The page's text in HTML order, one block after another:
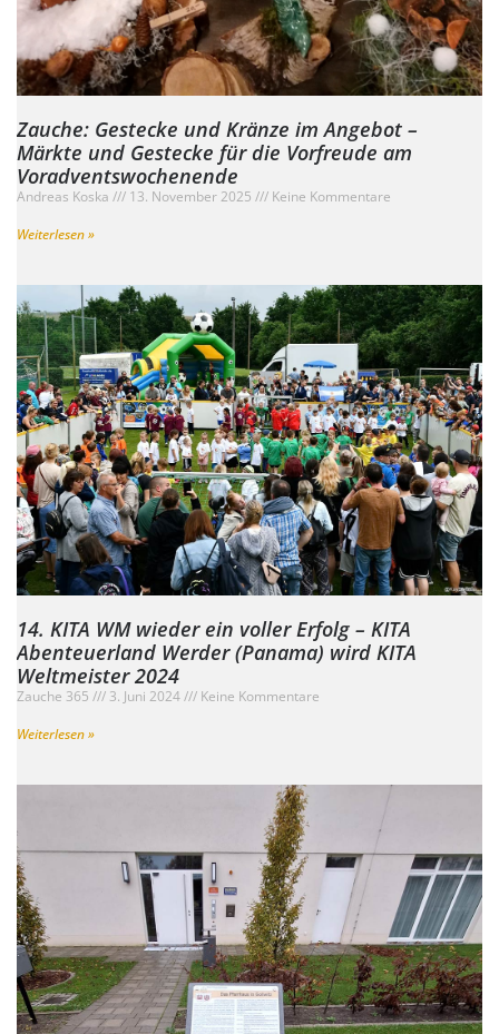
Zauche: Gestecke und Kränze im Angebot –
Märkte und Gestecke für die Vorfreude am
Voradventswochenende
Andreas Koska 13. November 2025
Keine Kommentare
Weiterlesen »
14. KITA WM wieder ein voller Erfolg – KITA
Abenteuerland Werder (Panama) wird KITA
Weltmeister 2024
Zauche 365 3. Juni 2024
Keine Kommentare
Weiterlesen »